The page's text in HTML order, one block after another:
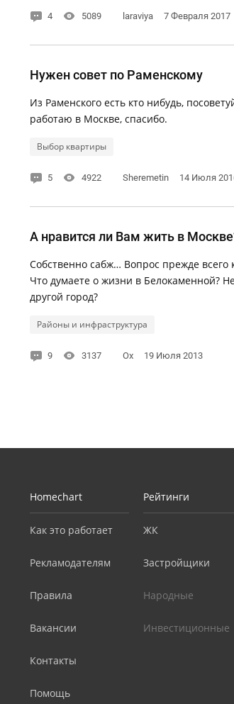
4 5089 laraviya 7 Февраля 2017
Нужен совет по Раменскому
Из Раменского есть кто нибудь,
работаю в Москве, спасибо.
Выбор квартиры
5 4922 Sheremetin 14 Июля
А нравится ли Вам жить в
Собственно сабж… Вопрос прежде
Что думаете о жизни в Белокаменной?
другой город?
Районы и инфраструктура
9 3137 Ох 19 Июля 2013
Homechart
Как это работает
Рекламодателям
Правила
Вакансии
Контакты
Помощь
Рейтинги
ЖК
Застройщики
Народные
Инвестиционные